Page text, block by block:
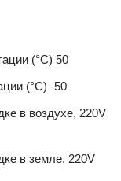
(°С) 50
(°С) -50
в воздухе, 220V
в земле, 220V